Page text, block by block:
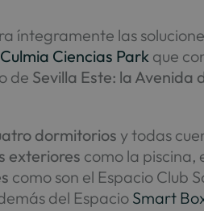
íntegramente las
Culmia Ciencias Park que
de Sevilla Este: la Avenida
dormitorios y todas
exteriores como la piscina,
como son el Espacio Club
del Espacio Smart